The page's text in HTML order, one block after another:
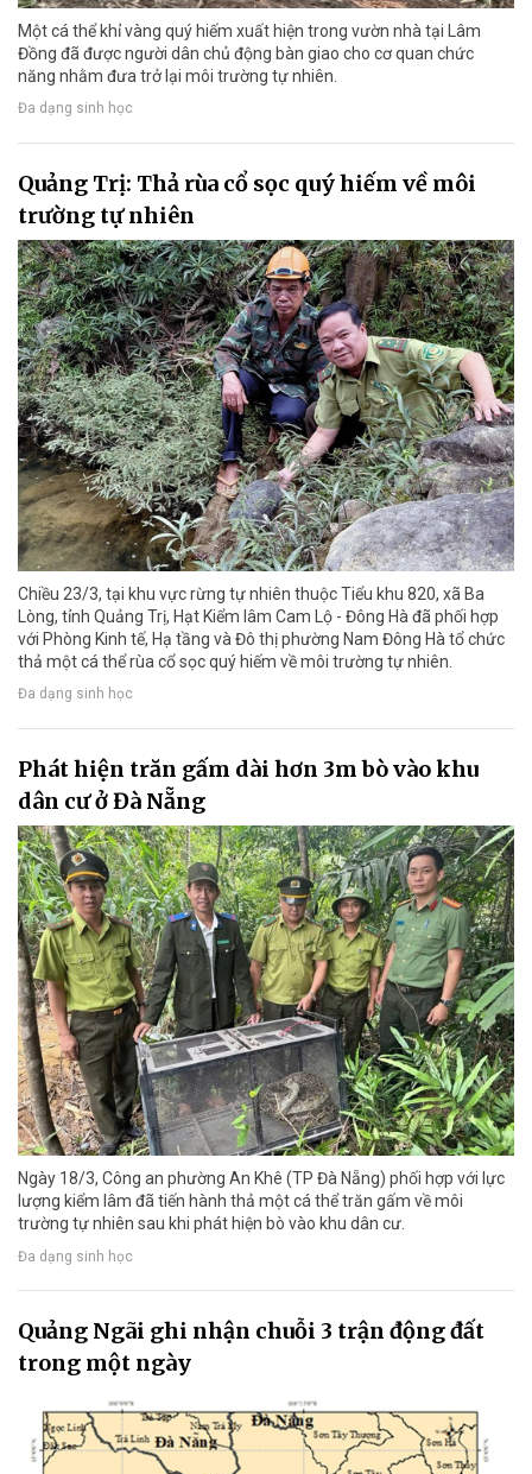
Một cá thể khỉ vàng quý hiếm xuất hiện trong vườn nhà tại Lâm
Đồng đã được người dân chủ động bàn giao cho cơ quan chức
năng nhằm đưa trở lại môi trường tự nhiên.
Đa dạng sinh học
Quảng Trị: Thả rùa cổ sọc quý hiếm về môi
trường tự nhiên
Chiều 23/3, tại khu vực rừng tự nhiên thuộc Tiểu khu 820, xã Ba
Lòng, tỉnh Quảng Trị, Hạt Kiểm lâm Cam Lộ - Đông Hà đã phối hợp
với Phòng Kinh tế, Hạ tầng và Đô thị phường Nam Đông Hà tổ chức
thả một cá thể rùa cổ sọc quý hiếm về môi trường tự nhiên.
Đa dạng sinh học
Phát hiện trăn gấm dài hơn 3m bò vào khu
dân cư ở Đà Nẵng
Ngày 18/3, Công an phường An Khê (TP Đà Nẵng) phối hợp với lực
lượng kiểm lâm đã tiến hành thả một cá thể trăn gấm về môi
trường tự nhiên sau khi phát hiện bò vào khu dân cư.
Đa dạng sinh học
Quảng Ngãi ghi nhận chuỗi 3 trận động đất
trong một ngày